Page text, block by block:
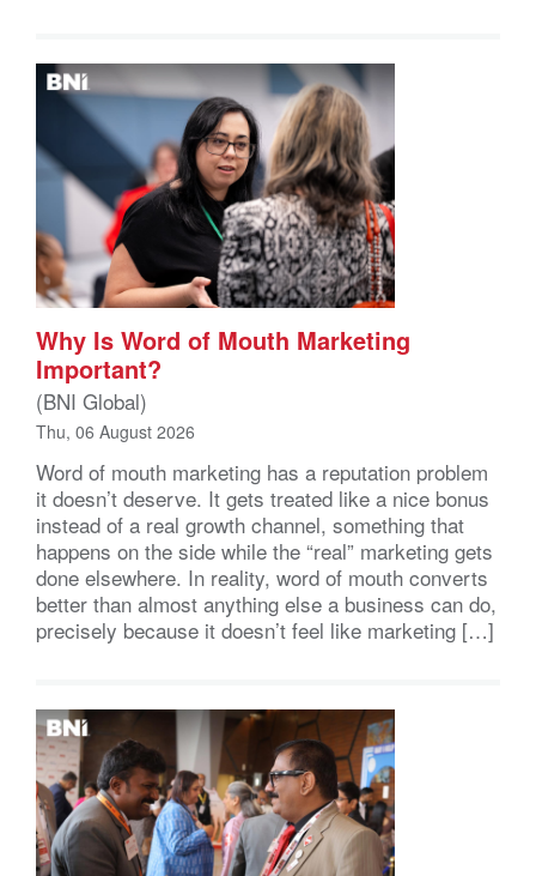
Why Is Word of Mouth Marketing
Important?
(BNI Global)
Thu, 06 August 2026
Word of mouth marketing has a reputation problem
it doesn’t deserve. It gets treated like a nice bonus
instead of a real growth channel, something that
happens on the side while the “real” marketing gets
done elsewhere. In reality, word of mouth converts
better than almost anything else a business can do,
precisely because it doesn’t feel like marketing […]